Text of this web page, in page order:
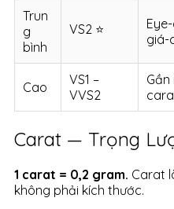
Trun
g
bình
VS2 ⭐
giá-
Cao
VS1 –
VVS2
Carat — Trọng
1 carat = 0,2 gram. Carat
không phải kích thước.